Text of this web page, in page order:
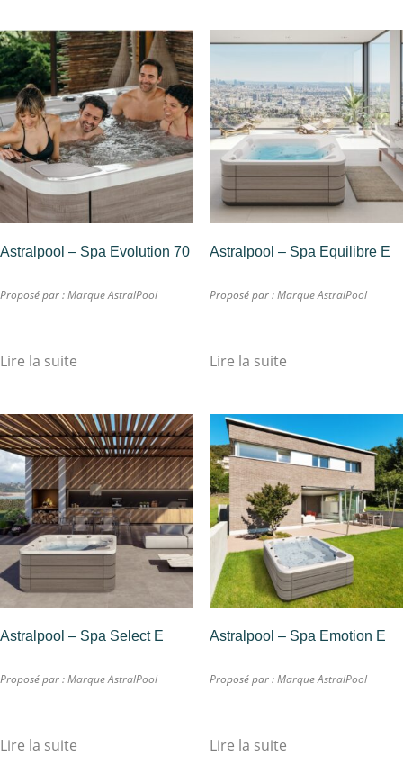
Astralpool – Spa Evolution 70
Proposé par :Marque AstralPool
Lire la suite
Astralpool – Spa Equilibre E
Proposé par :Marque AstralPool
Lire la suite
Astralpool – Spa Select E
Proposé par :Marque AstralPool
Lire la suite
Astralpool – Spa Emotion E
Proposé par :Marque AstralPool
Lire la suite